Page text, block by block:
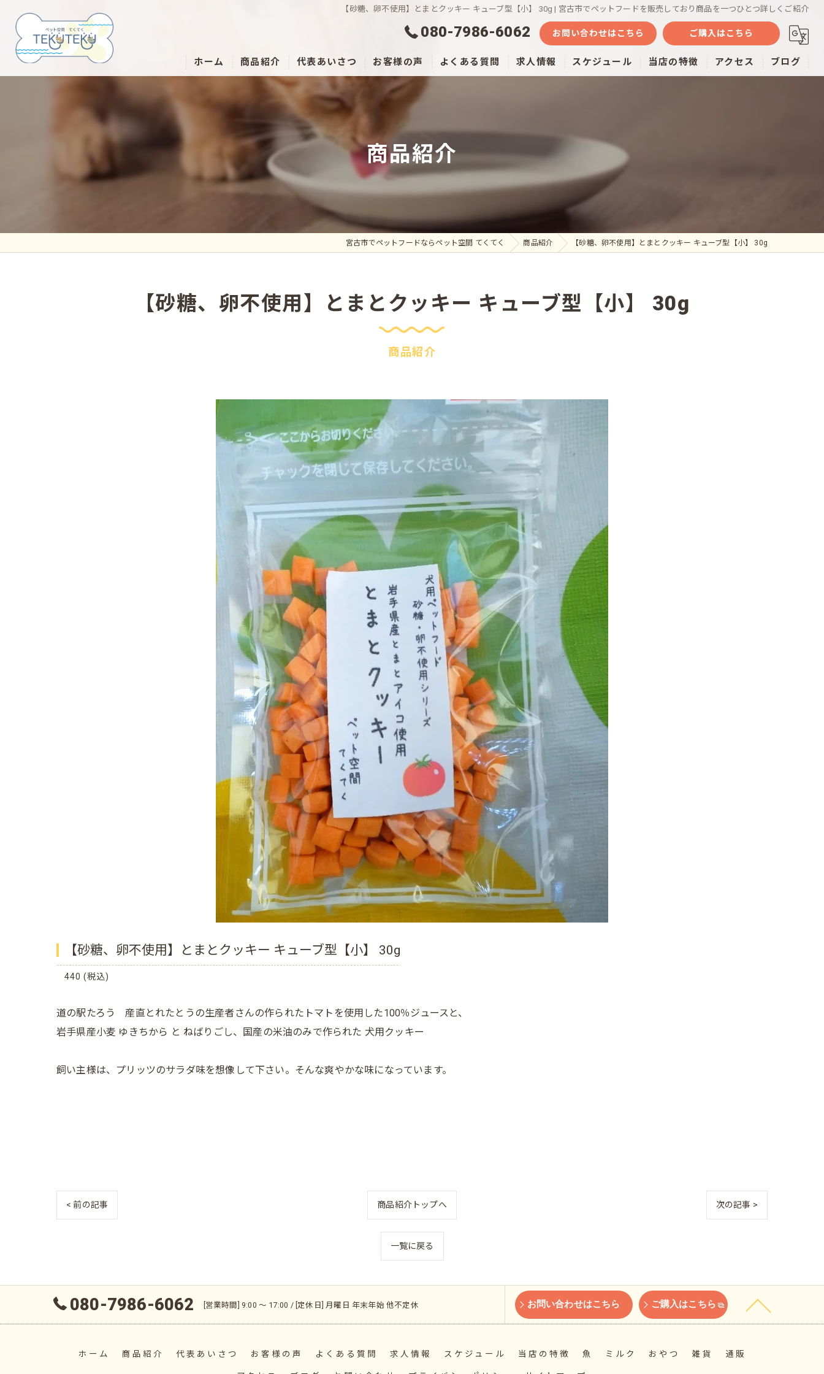
【砂糖、卵不使用】とまとクッキー キューブ型【小】 30g | 宮古市でペットフードを販売しており商品を一つひとつ詳しくご紹介
080-7986-6062 お問い合わせはこちら ご購入はこちら
ホーム 商品紹介 代表あいさつ お客様の声 よくある質問 求人情報 スケジュール 当店の特徴 アクセス ブログ
商品紹介
宮古市でペットフードならペット空間 てくてく 商品紹介 【砂糖、卵不使用】とまとクッキー キューブ型【小】 30g
商品紹介
【砂糖、卵不使用】とまとクッキー キューブ型【小】 30g
【砂糖、卵不使用】とまとクッキー キューブ型【小】 30g
440 (税込)
道の駅たろう 産直とれたとうの生産者さんの作られたトマトを使用した100％ジュースと、
岩手県産小麦 ゆきちから と ねばりごし、国産の米油のみで作られた 犬用クッキー
飼い主様は、プリッツのサラダ味を想像して下さい。そんな爽やかな味になっています。
< 前の記事 商品紹介トップへ 次の記事 >
一覧に戻る
080-7986-6062 [営業時間] 9:00 〜 17:00 / [定休日] 月曜日 年末年始 他不定休 お問い合わせはこちら ご購入はこちら
ホーム 商品紹介 代表あいさつ お客様の声 よくある質問 求人情報 スケジュール 当店の特徴 魚 ミルク おやつ 雑貨 通販